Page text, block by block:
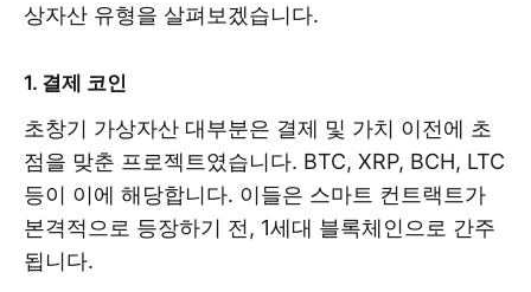
상자산 유형을 살펴보겠습니다.
1. 결제 코인
초창기 가상자산 대부분은 결제 및 가치 이전에 초
점을 맞춘 프로젝트였습니다. BTC, XRP, BCH, LTC
등이 이에 해당합니다. 이들은 스마트 컨트랙트가
본격적으로 등장하기 전, 1세대 블록체인으로 간주
됩니다.